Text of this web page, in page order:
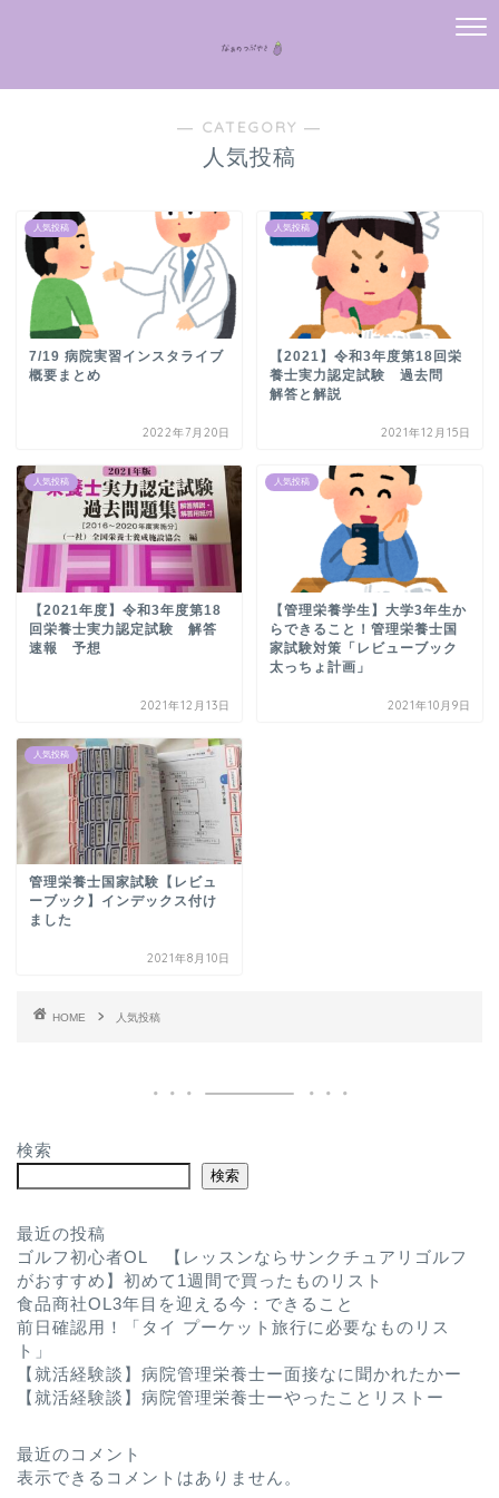
― CATEGORY ―
人気投稿
人気投稿
7/19 病院実習インスタライブ
概要まとめ
2022年7月20日
人気投稿
【2021】令和3年度第18回栄
養士実力認定試験 過去問
解答と解説
2021年12月15日
人気投稿
【2021年度】令和3年度第18
回栄養士実力認定試験 解答
速報 予想
2021年12月13日
人気投稿
【管理栄養学生】大学3年生か
らできること！管理栄養士国
家試験対策「レビューブック
太っちょ計画」
2021年10月9日
人気投稿
管理栄養士国家試験【レビュ
ーブック】インデックス付け
ました
2021年8月10日
HOME 人気投稿
検索
検索
最近の投稿
ゴルフ初心者OL 【レッスンならサンクチュアリゴルフ
がおすすめ】初めて1週間で買ったものリスト
食品商社OL3年目を迎える今：できること
前日確認用！「タイ プーケット旅行に必要なものリス
ト」
【就活経験談】病院管理栄養士ー面接なに聞かれたかー
【就活経験談】病院管理栄養士ーやったことリストー
最近のコメント
表示できるコメントはありません。